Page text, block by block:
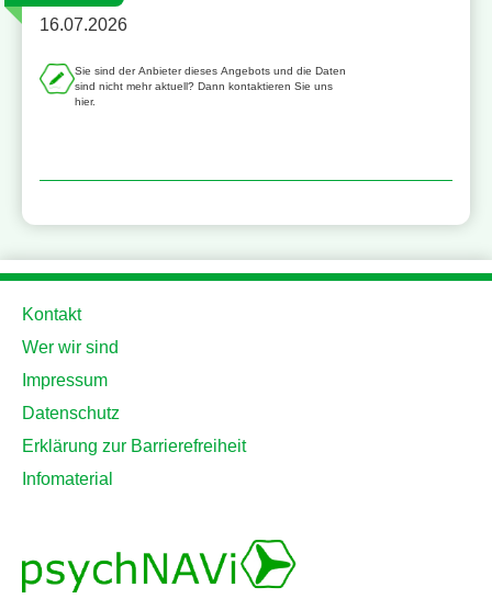
16.07.2026
Sie sind der Anbieter dieses Angebots und die Daten
sind nicht mehr aktuell? Dann kontaktieren Sie uns
hier.
Kontakt
Wer wir sind
Impressum
Datenschutz
Erklärung zur Barrierefreiheit
Infomaterial